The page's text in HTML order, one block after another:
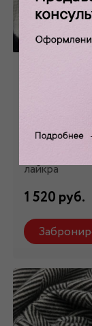
Трикотаж
Состав: 65%
лайкра
1 520 руб.